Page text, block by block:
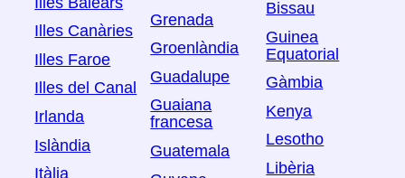
Illes Canàries
Illes Faroe
Illes del Canal
Irlanda
Islàndia
Itàlia
Grenada
Groenlàndia
Guadalupe
Guaiana
francesa
Guatemala
Bissau
Guinea
Equatorial
Gàmbia
Kenya
Lesotho
Libèria